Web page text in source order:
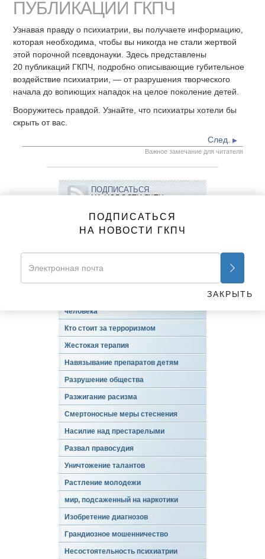
ПУБЛИКАЦИИ ГКПЧ
Узнавая правду о психиатрии, вы получаете информацию,
которая необходима, чтобы вы никогда не стали жертвой
этой порочной псевдонауки. Здесь представлены
20 публикаций ГКПЧ, подробно описывающие губительное
воздействие психиатрии, — от разрушения творческого
начала до вопиющих нападок на целое поколение детей.
Вооружитесь правдой. Узнайте, что психиатры хотели бы
скрыть от вас.
След.
Важное замечание для читателя
ПОДПИСАТЬСЯ
ПУБЛИКАЦИИ ГКПЧ
Обзор
Важное замечание для читателя
человека
Кто стоит за терроризмом
Жестокая терапия
Навязывание препаратов детям
Разрушение общества
Разжигание расизма
Смертоносные меры стеснения
Насилие над престарелыми
Развал правосудия
Уничтожение талантов
Растление молодежи
мир, подсаженный на наркотики
Изобретение диагнозов
Грандиозное мошенничество
Несостоятельность психиатрии
ПОДПИСАТЬСЯ
НА НОВОСТИ ГКПЧ
ЗАКРЫТЬ